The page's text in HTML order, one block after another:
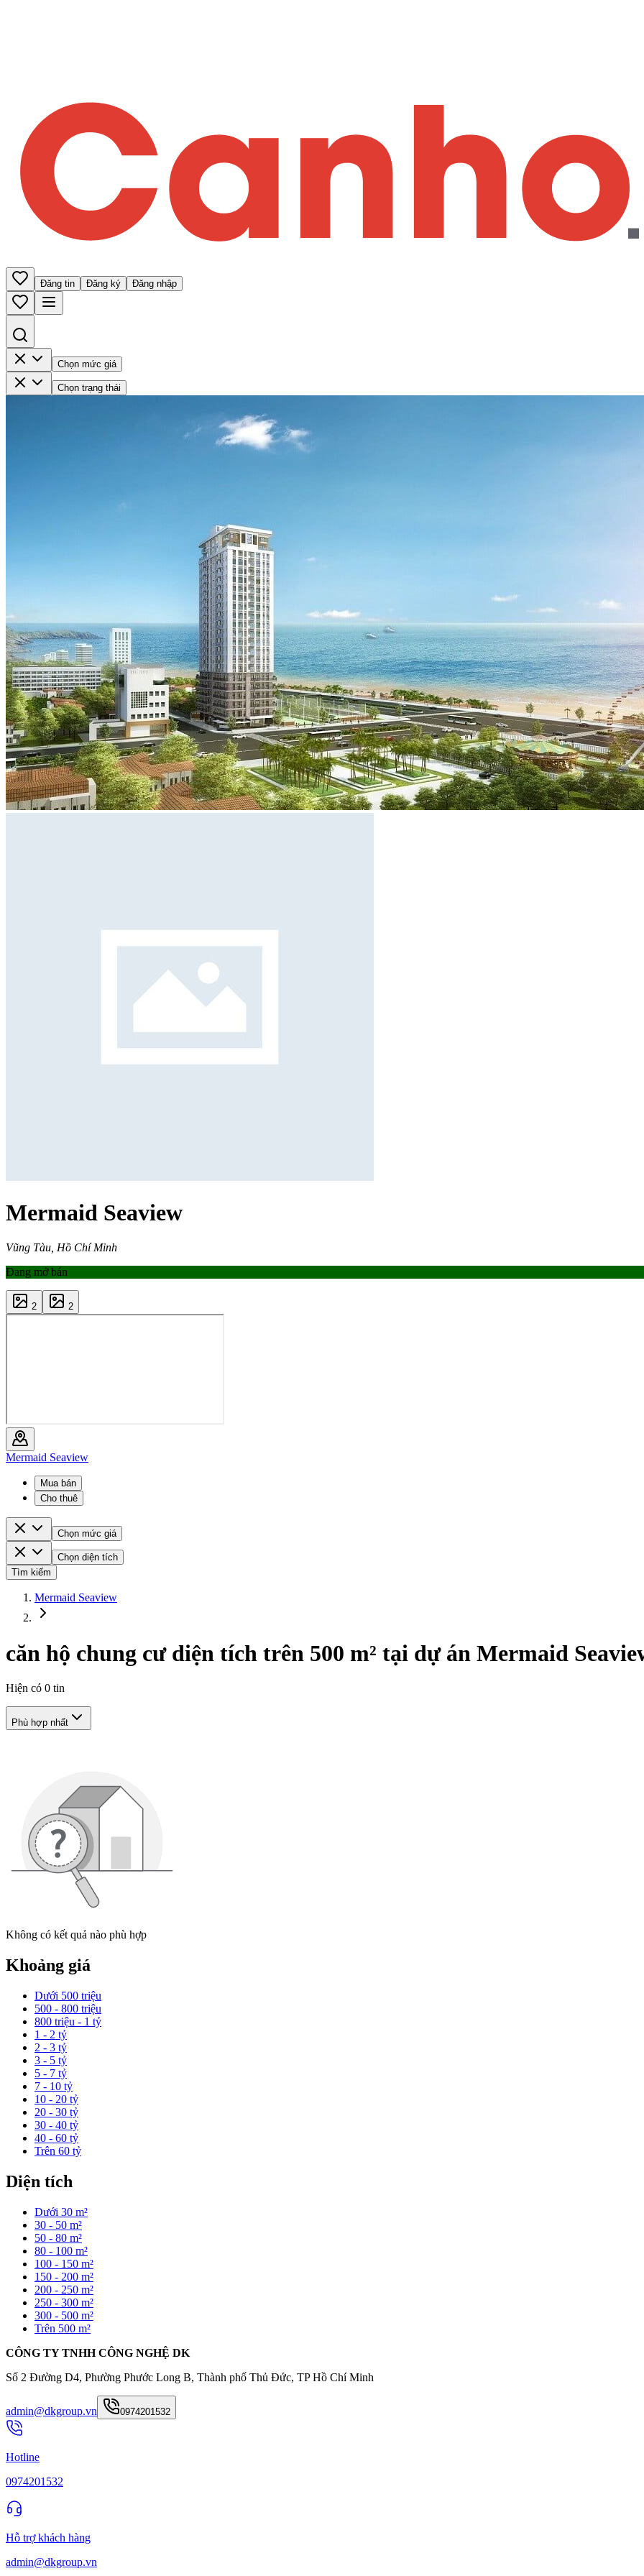
Đăng tin Đăng ký Đăng nhập
Chọn mức giá
Chọn trạng thái
Mermaid Seaview
Vũng Tàu, Hồ Chí Minh
Đang mở bán
2 2
Mermaid Seaview
Mua bán
Cho thuê
Chọn mức giá
Chọn diện tích
Tìm kiếm
Mermaid Seaview
căn hộ chung cư diện tích trên 500 m² tại dự án Mermaid
Hiện có 0 tin
Phù hợp nhất
Không có kết quả nào phù hợp
Khoảng giá
Dưới 500 triệu
500 - 800 triệu
800 triệu - 1 tỷ
1 - 2 tỷ
2 - 3 tỷ
3 - 5 tỷ
5 - 7 tỷ
7 - 10 tỷ
10 - 20 tỷ
20 - 30 tỷ
30 - 40 tỷ
40 - 60 tỷ
Trên 60 tỷ
Diện tích
Dưới 30 m²
30 - 50 m²
50 - 80 m²
80 - 100 m²
100 - 150 m²
150 - 200 m²
200 - 250 m²
250 - 300 m²
300 - 500 m²
Trên 500 m²
CÔNG TY TNHH CÔNG NGHỆ DK
Số 2 Đường D4, Phường Phước Long B, Thành phố Thủ Đức, TP Hồ Chí Minh
admin@dkgroup.vn 0974201532
Hotline
0974201532
Hỗ trợ khách hàng
admin@dkgroup.vn